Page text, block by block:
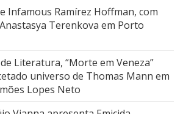
Infamous Ramírez Hoffman, com
Terenkova em Porto
Literatura, “Morte em Veneza”
universo de Thomas Mann em
Lopes Neto